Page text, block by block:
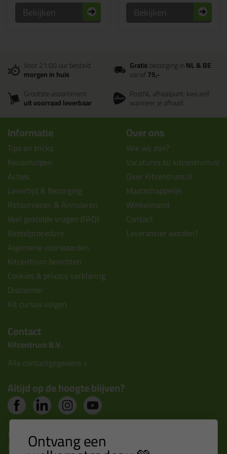
Bekijken Bekijken
Voor 21:00 uur besteld
morgen in huis
Gratisbezorging inNL & BE
vanaf75,-
Grootste assortiment
uit voorraad leverbaar
PostNL afhaalpunt: kies zelf
wanneer je afhaalt
Informatie
Tips en tricks
Keuzehulpen
Acties
Levertijd & Bezorging
Retourneren & Annuleren
Veel gestelde vragen (FAQ)
Bestelprocedure
Algemene voorwaarden
Kitcentrum berichten
Cookies & privacy verklaring
Disclaimer
Kit cursus volgen
Over ons
Wie wij zijn?
Vacatures bij kitcentrum.nl
Over Kitcentrum.nl
Maatschappelijk
Winkelmand
Contact
Leverancier worden?
Contact
Kitcentrum B.V.
Alle contactgegevens >
Altijd op de hoogte blijven?
Nieuws, tips en exclusieve deals rechtstreeks in je
inbox Ontvang een